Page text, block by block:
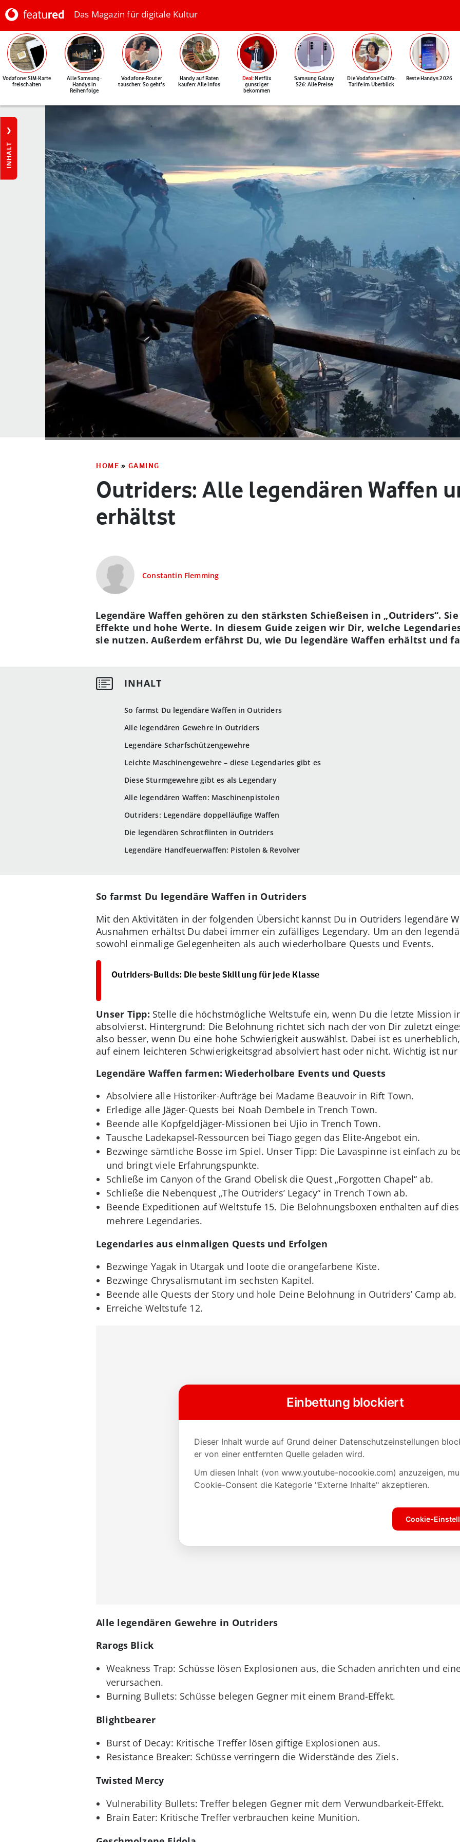
Das Magazin für digitale Kultur
Vodafone: SIM-Karte
freischalten
Alle Samsung-
Handys in
Reihenfolge
Vodafone-Router
tauschen: So geht's
Handy auf Raten
kaufen: Alle Infos
Deal: Netflix
günstiger
bekommen
Samsung Galaxy
S26: Alle Preise
Die Vodafone CallYa-
Tarife im Überblick
Beste Handys 2026
INHALT
HOME » GAMING
Outriders: Alle legendären Waffen
erhältst
Constantin Flemming
So farmst Du legendäre Waffen in Outriders
Alle legendären Gewehre in Outriders
Legendäre Scharfschützengewehre
Leichte Maschinengewehre – diese Legendaries gibt es
Diese Sturmgewehre gibt es als Legendary
Alle legendären Waffen: Maschinenpistolen
Outriders: Legendäre doppelläufige Waffen
Die legendären Schrotflinten in Outriders
Legendäre Handfeuerwaffen: Pistolen & Revolver
Legendäre Waffen gehören zu den stärksten Schießeisen in „Outriders“.
Effekte und hohe Werte. In diesem Guide zeigen wir Dir, welche
sie nutzen. Außerdem erfährst Du, wie Du legendäre Waffen erhältst und
So farmst Du legendäre Waffen in Outriders
Mit den Aktivitäten in der folgenden Übersicht kannst Du in Outriders legendäre
Ausnahmen erhältst Du dabei immer ein zufälliges Legendary. Um an den
sowohl einmalige Gelegenheiten als auch wiederholbare Quests und Events.
Outriders-Builds: Die beste Skillung für jede Klasse
Unser Tipp: Stelle die höchstmögliche Weltstufe ein, wenn Du die letzte Mission
absolvierst. Hintergrund: Die Belohnung richtet sich nach der von Dir zuletzt
also besser, wenn Du eine hohe Schwierigkeit auswählst. Dabei ist es
auf einem leichteren Schwierigkeitsgrad absolviert hast oder nicht. Wichtig ist nur
Legendäre Waffen farmen: Wiederholbare Events und Quests
Absolviere alle Historiker-Aufträge bei Madame Beauvoir in Rift Town.
Erledige alle Jäger-Quests bei Noah Dembele in Trench Town.
Beende alle Kopfgeldjäger-Missionen bei Ujio in Trench Town.
Tausche Ladekapsel-Ressourcen bei Tiago gegen das Elite-Angebot ein.
Bezwinge sämtliche Bosse im Spiel. Unser Tipp: Die Lavaspinne ist einfach zu
und bringt viele Erfahrungspunkte.
Schließe im Canyon of the Grand Obelisk die Quest „Forgotten Chapel“ ab.
Schließe die Nebenquest „The Outriders’ Legacy“ in Trench Town ab.
Beende Expeditionen auf Weltstufe 15. Die Belohnungsboxen enthalten auf
mehrere Legendaries.
Legendaries aus einmaligen Quests und Erfolgen
Bezwinge Yagak in Utargak und loote die orangefarbene Kiste.
Bezwinge Chrysalismutant im sechsten Kapitel.
Beende alle Quests der Story und hole Deine Belohnung in Outriders’ Camp ab.
Erreiche Weltstufe 12.
Alle legendären Gewehre in Outriders
Rarogs Blick
Weakness Trap: Schüsse lösen Explosionen aus, die Schaden anrichten und
verursachen.
Burning Bullets: Schüsse belegen Gegner mit einem Brand-Effekt.
Blightbearer
Burst of Decay: Kritische Treffer lösen giftige Explosionen aus.
Resistance Breaker: Schüsse verringern die Widerstände des Ziels.
Twisted Mercy
Vulnerability Bullets: Treffer belegen Gegner mit dem Verwundbarkeit-Effekt.
Brain Eater: Kritische Treffer verbrauchen keine Munition.